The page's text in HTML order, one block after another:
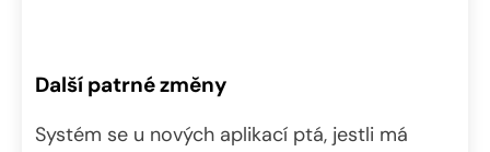
Další patrné změny
Systém se u nových aplikací ptá, jestli má